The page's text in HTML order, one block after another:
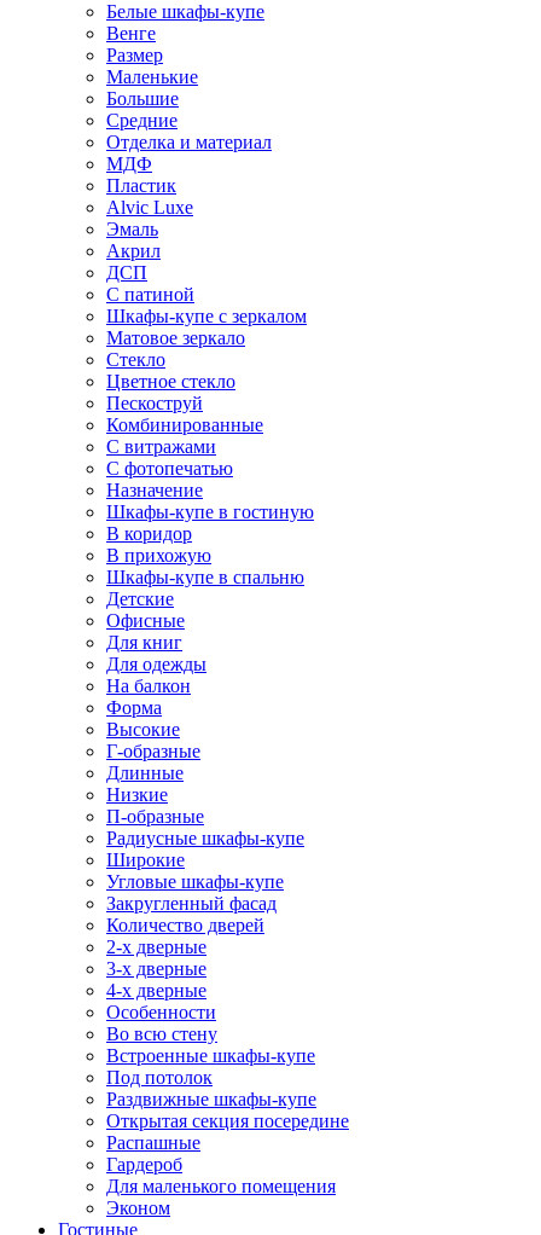
Белые шкафы-купе
Венге
Размер
Маленькие
Большие
Средние
Отделка и материал
МДФ
Пластик
Alvic Luxe
Эмаль
Акрил
ДСП
С патиной
Шкафы-купе с зеркалом
Матовое зеркало
Стекло
Цветное стекло
Пескоструй
Комбинированные
С витражами
С фотопечатью
Назначение
Шкафы-купе в гостиную
В коридор
В прихожую
Шкафы-купе в спальню
Детские
Офисные
Для книг
Для одежды
На балкон
Форма
Высокие
Г-образные
Длинные
Низкие
П-образные
Радиусные шкафы-купе
Широкие
Угловые шкафы-купе
Закругленный фасад
Количество дверей
2-х дверные
3-х дверные
4-х дверные
Особенности
Во всю стену
Встроенные шкафы-купе
Под потолок
Раздвижные шкафы-купе
Открытая секция посередине
Распашные
Гардероб
Для маленького помещения
Эконом
Гостиные